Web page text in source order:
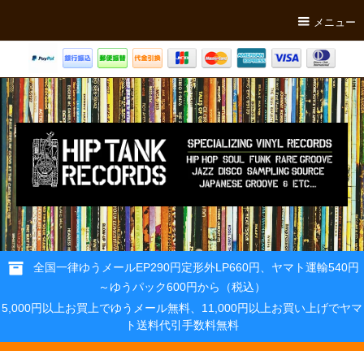
メニュー
全国一律ゆうメールEP290円定形外LP660円、ヤマト運輸540円
～ゆうパック600円から（税込）
5,000円以上お買上でゆうメール無料、11,000円以上お買い上げでヤマ
ト送料代引手数料無料